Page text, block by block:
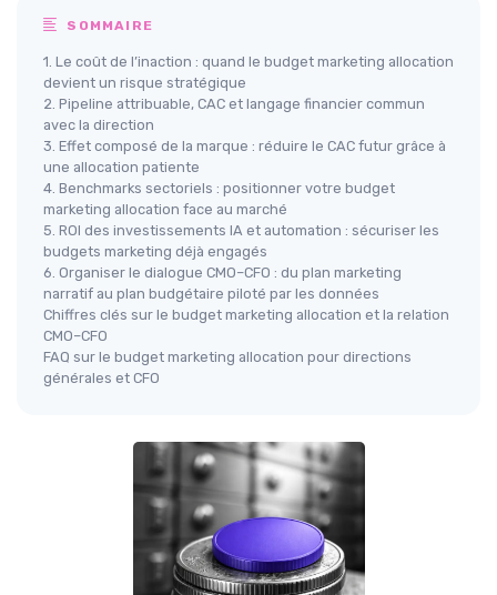
SOMMAIRE
1. Le coût de l’inaction : quand le budget marketing allocation
devient un risque stratégique
2. Pipeline attribuable, CAC et langage financier commun
avec la direction
3. Effet composé de la marque : réduire le CAC futur grâce à
une allocation patiente
4. Benchmarks sectoriels : positionner votre budget
marketing allocation face au marché
5. ROI des investissements IA et automation : sécuriser les
budgets marketing déjà engagés
6. Organiser le dialogue CMO–CFO : du plan marketing
narratif au plan budgétaire piloté par les données
Chiffres clés sur le budget marketing allocation et la relation
CMO–CFO
FAQ sur le budget marketing allocation pour directions
générales et CFO